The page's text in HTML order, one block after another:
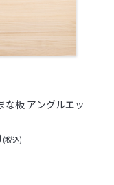
な板 アングルエッ